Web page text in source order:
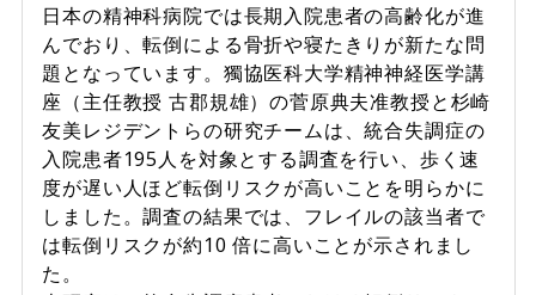
日本の精神科病院では長期入院患者の高齢化が進
んでおり、転倒による骨折や寝たきりが新たな問
題となっています。獨協医科大学精神神経医学講
座（主任教授 古郡規雄）の菅原典夫准教授と杉崎
友美レジデントらの研究チームは、統合失調症の
入院患者195人を対象とする調査を行い、歩く速
度が遅い人ほど転倒リスクが高いことを明らかに
しました。調査の結果では、フレイルの該当者で
は転倒リスクが約10 倍に高いことが示されまし
た。